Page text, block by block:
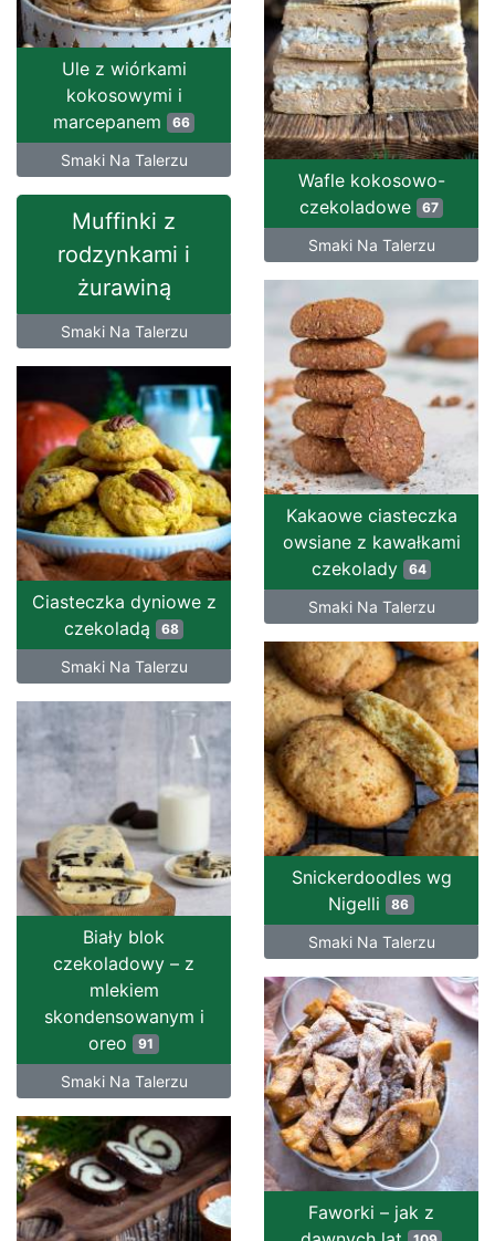
Ule z wiórkami
kokosowymi i
marcepanem
66
Smaki Na Talerzu
Wafle kokosowo-
czekoladowe
67
Smaki Na Talerzu
Muffinki z
rodzynkami i
żurawiną
Smaki Na Talerzu
Kakaowe ciasteczka
owsiane z kawałkami
czekolady
64
Smaki Na Talerzu
Ciasteczka dyniowe z
czekoladą
68
Smaki Na Talerzu
Snickerdoodles wg
Nigelli 86
Smaki Na Talerzu
Biały blok
czekoladowy – z
mlekiem
skondensowanym i
oreo 91
Smaki Na Talerzu
Faworki – jak z